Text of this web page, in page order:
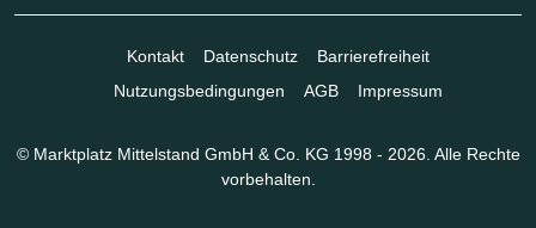
Kontakt Datenschutz
Barrierefreiheit
Nutzungsbedingungen
AGB Impressum
© Marktplatz Mittelstand GmbH & Co. KG 1998 - 2026. Alle Rechte
vorbehalten.